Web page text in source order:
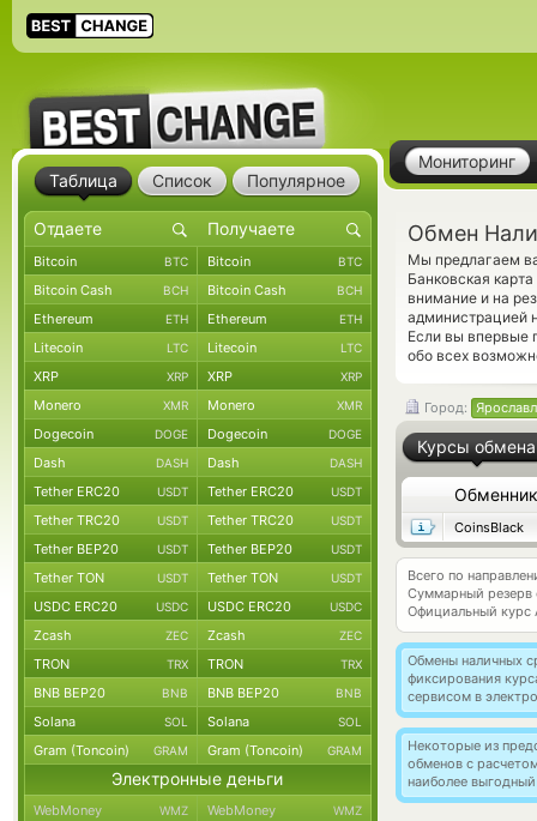
Мониторинг
Обмен
Мы предлагаем
Банковская
внимание и на
администрацией
Если вы впервые
обо всех
Город:
Курсы обмена
Обменник
CoinsBlack
Всего по
Суммарный резерв
Официальный курс
Обмены наличных
фиксирования
сервисом в
Некоторые из
обменов с
наиболее
Таблица Список Популярное
Bitcoin BTC Bitcoin BTC
Bitcoin Cash BCH Bitcoin Cash BCH
Ethereum ETH Ethereum ETH
Litecoin LTC Litecoin LTC
XRP XRP XRP XRP
Monero XMR Monero XMR
Dogecoin DOGE Dogecoin DOGE
Dash DASH Dash DASH
Tether ERC20 USDT Tether ERC20 USDT
Tether TRC20 USDT Tether TRC20 USDT
Tether BEP20 USDT Tether BEP20 USDT
Tether TON USDT Tether TON USDT
USDC ERC20 USDC USDC ERC20 USDC
Zcash ZEC Zcash ZEC
TRON TRX TRON TRX
BNB BEP20 BNB BNB BEP20 BNB
Solana SOL Solana SOL
Gram (Toncoin) GRAM Gram (Toncoin) GRAM
Электронные деньги
WebMoney WMZ WebMoney WMZ